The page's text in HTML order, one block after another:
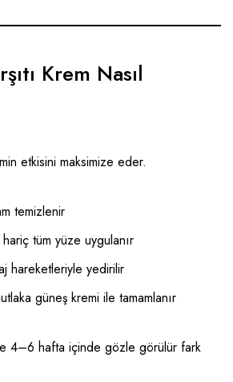
Krem Nasıl
etkisini maksimize eder.
temizlenir
tüm yüze uygulanır
hareketleriyle yedirilir
güneş kremi ile tamamlanır
4–6 hafta içinde gözle görülür fark